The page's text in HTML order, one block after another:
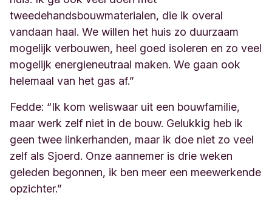
tweedehandsbouwmaterialen, die ik overal
vandaan haal. We willen het huis zo duurzaam
mogelijk verbouwen, heel goed isoleren en zo veel
mogelijk energieneutraal maken. We gaan ook
helemaal van het gas af.”
Fedde: “Ik kom weliswaar uit een bouwfamilie,
maar werk zelf niet in de bouw. Gelukkig heb ik
geen twee linkerhanden, maar ik doe niet zo veel
zelf als Sjoerd. Onze aannemer is drie weken
geleden begonnen, ik ben meer een meewerkende
opzichter.”